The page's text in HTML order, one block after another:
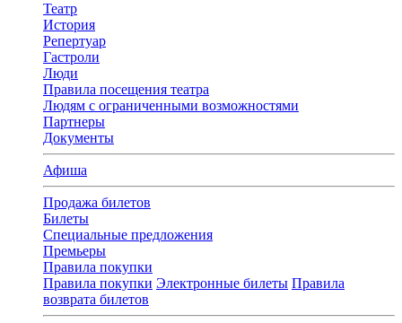
Театр
История
Репертуар
Гастроли
Люди
Правила посещения театра
Людям с ограниченными возможностями
Партнеры
Документы
Афиша
Продажа билетов
Билеты
Специальные предложения
Премьеры
Правила покупки
Правила покупки Электронные билеты Правила
возврата билетов